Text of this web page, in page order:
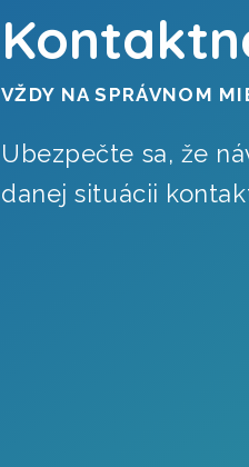
VŽDY NA SPRÁVNOM
Ubezpečte sa, že
danej situácii